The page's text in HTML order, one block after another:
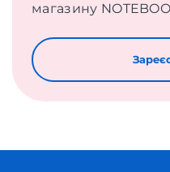
магазину